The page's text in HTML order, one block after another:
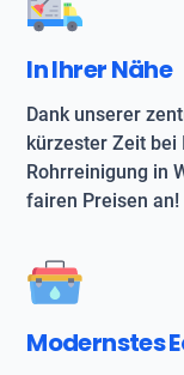
In Ihrer Nähe
Dank unserer
kürzester Zeit bei
Rohrreinigung in
fairen Preisen an!
Modernstes